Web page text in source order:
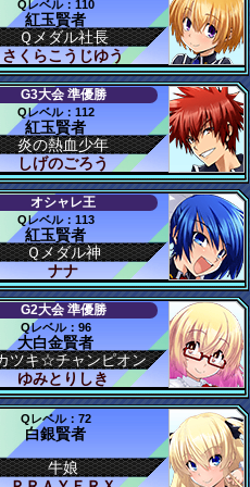
Qレベル：110
紅玉賢者
Ｑメダル社長
さくらこうじゆう
G3大会 準優勝
Qレベル：112
紅玉賢者
炎の熱血少年
しげのごろう
オシャレ王
Qレベル：113
紅玉賢者
Ｑメダル神
ナナ
G2大会 準優勝
Qレベル：96
大白金賢者
ツキ☆チャンピオン
ゆみとりしき
Qレベル：72
白銀賢者
牛娘